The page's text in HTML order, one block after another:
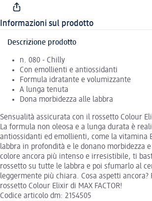
Informazioni sul prodotto
Descrizione prodotto
n. 080 - Chilly
Con emollienti e antiossidanti
Formula idratante e volumizzante
A lunga tenuta
Dona morbidezza alle labbra
Sensualità assicurata con il rossetto Colour
La formula non oleosa e a lunga durata è
antiossidanti ed emollienti, come la vitamina
labbra in profondità e le donano morbidezza
colore ancora più intenso e irresistibile, ti
rossetto su tutte le labbra e poi sfumarlo al
leggermente più chiara. Cosa aspetti ancora?
rossetto Colour Elixir di MAX FACTOR!
Codice articolo dm: 2154505